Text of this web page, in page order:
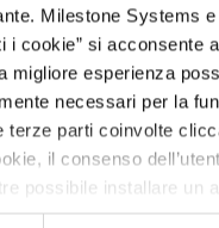
Milestone Systems
i cookie” si
migliore esperienza
necessari per la
parti coinvolte
il consenso
possibile installare un
dlpage/